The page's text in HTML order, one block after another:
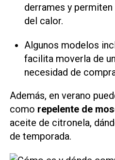
derrames y
del calor.
Algunos modelos
facilita moverla de
necesidad de
Además, en verano
como repelente de
aceite de citronela,
de temporada.